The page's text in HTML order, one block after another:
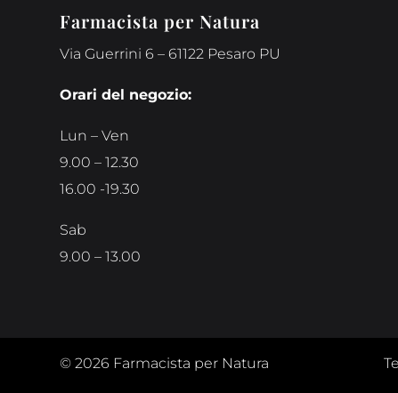
Farmacista per Natura
Via Guerrini 6 – 61122 Pesaro PU
Orari del negozio:
Lun – Ven
9.00 – 12.30
16.00 -19.30
Sab
9.00 – 13.00
© 2026 Farmacista per Natura